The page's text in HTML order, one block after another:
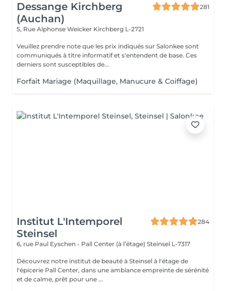
Dessange Kirchberg
(Auchan)
281
5, Rue Alphonse Weicker Kirchberg L-2721
Veuillez prendre note que les prix indiqués sur Salonkee sont
communiqués à titre informatif et s'entendent de base. Ces
derniers sont susceptibles de...
Forfait Mariage (Maquillage, Manucure & Coiffage)
Institut L'Intemporel
Steinsel
284
6, rue Paul Eyschen - Pall Center (à l’étage) Steinsel L-7317
Découvrez notre institut de beauté à Steinsel à l'étage de
l'épicerie Pall Center, dans une ambiance empreinte de sérénité
et de calme, prêt pour une ...